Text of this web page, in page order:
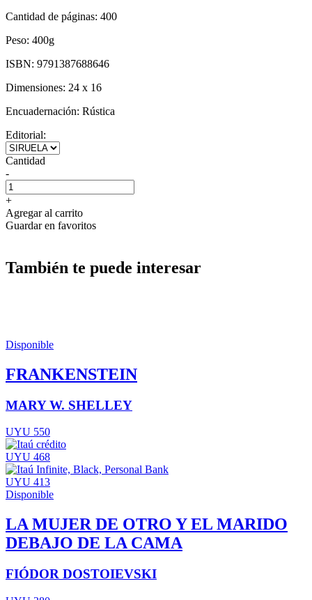
Cantidad de páginas: 400
Peso: 400g
ISBN: 9791387688646
Dimensiones: 24 x 16
Encuadernación: Rústica
Editorial:
Cantidad
-
+
Agregar al carrito
Guardar en favoritos
También te puede interesar
Disponible
FRANKENSTEIN
MARY W. SHELLEY
UYU 550
UYU 468
UYU 413
Disponible
LA MUJER DE OTRO Y EL MARIDO
DEBAJO DE LA CAMA
FIÓDOR DOSTOIEVSKI